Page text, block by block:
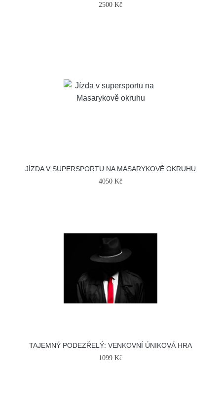
2500 Kč
JÍZDA V SUPERSPORTU NA MASARYKOVĚ OKRUHU
4050 Kč
TAJEMNÝ PODEZŘELÝ: VENKOVNÍ ÚNIKOVÁ HRA
1099 Kč